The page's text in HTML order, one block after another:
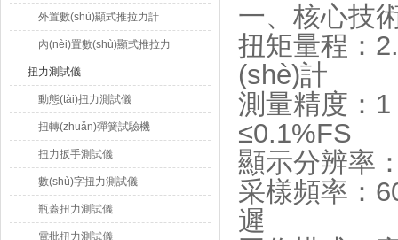
外置數(shù)顯式推拉力計
內(nèi)置數(shù)顯式推拉力
計
扭力測試儀
動態(tài)扭力測試儀
扭轉(zhuǎn)彈簧試驗機
扭力扳手測試儀
數(shù)字扭力測試儀
瓶蓋扭力測試儀
電批扭力測試儀
一、核心技
扭矩量程：
(shè)計
測量精度：
≤0.1%FS
顯示分辨率
采樣頻率：
遲